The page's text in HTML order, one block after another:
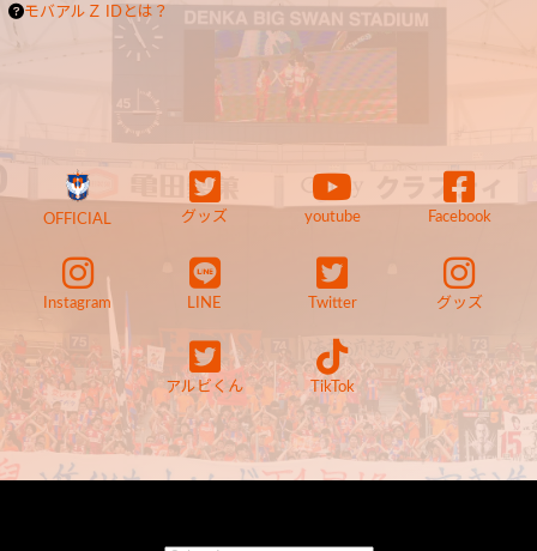
モバアルＺ IDとは？
OFFICIAL グッズ youtube Facebook
Instagram LINE Twitter グッズ
アルビくん TikTok